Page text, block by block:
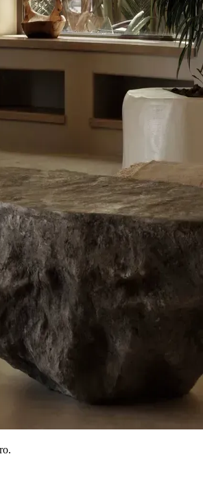
Cloudbeds, diseñado para ayudar a hoteles